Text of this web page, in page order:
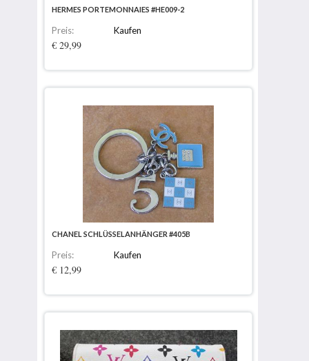
HERMES PORTEMONNAIES #HE009-2
Preis:
€ 29,99
Kaufen
CHANEL SCHLÜSSELANHÄNGER #405B
Preis:
€ 12,99
Kaufen